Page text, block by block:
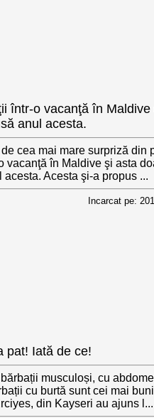
într-o vacanţă în
anul acesta.
cea mai mare surpriză din
vacanţă în Maldive şi asta
Acesta şi-a propus ...
Incarcat pe:
pat! Iată de ce!
musculoși, cu
cu burtă sunt cei mai
din Kayseri au ajuns l...